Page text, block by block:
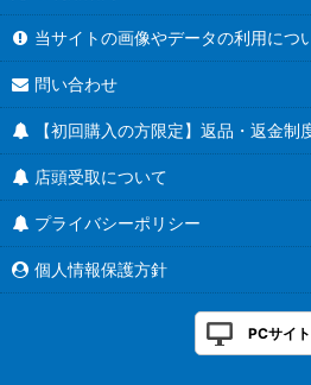
当サイトの画像やデータの利用につ
問い合わせ
【初回購入の方限定】返品・返金制
店頭受取について
プライバシーポリシー
個人情報保護方針
PCサイト